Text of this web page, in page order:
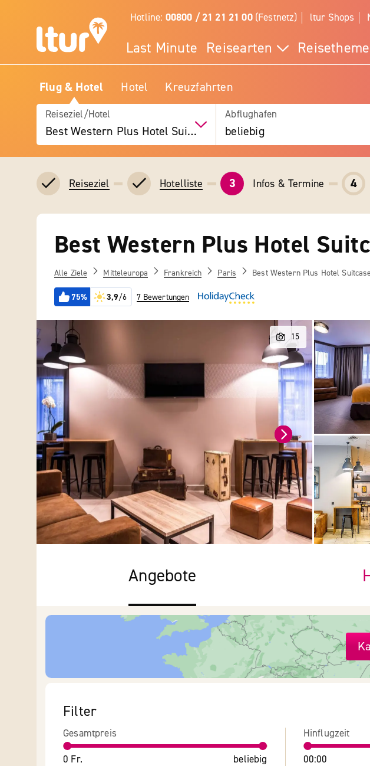
Hotline: 00800 / 21 21 21 00(Festnetz) ltur Shops
Last Minute Reisearten
Flug & Hotel Hotel Kreuzfahrten
Reiseziel/Hotel
Best Western Plus Hotel Suitcase Paris - La Defense
Abflughafen
beliebig
Reiseziel Hotelliste 3 Infos & Termine 4
Best Western Plus Hotel
Alle Ziele Mitteleuropa Frankreich Paris Best Western Plus Hotel
75% 3,9/6 7 Bewertungen
Angebote
Filter
Gesamtpreis
0 Fr. beliebig
Hinflugzeit
00:00